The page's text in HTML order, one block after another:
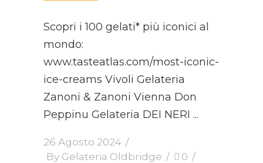
Scopri i 100 gelati* più iconici al
mondo:
www.tasteatlas.com/most-iconic-
ice-creams Vivoli Gelateria
Zanoni & Zanoni Vienna Don
Peppinu Gelateria DEI NERI
26 Agosto 2024
By Gelateria Oldbridge
0